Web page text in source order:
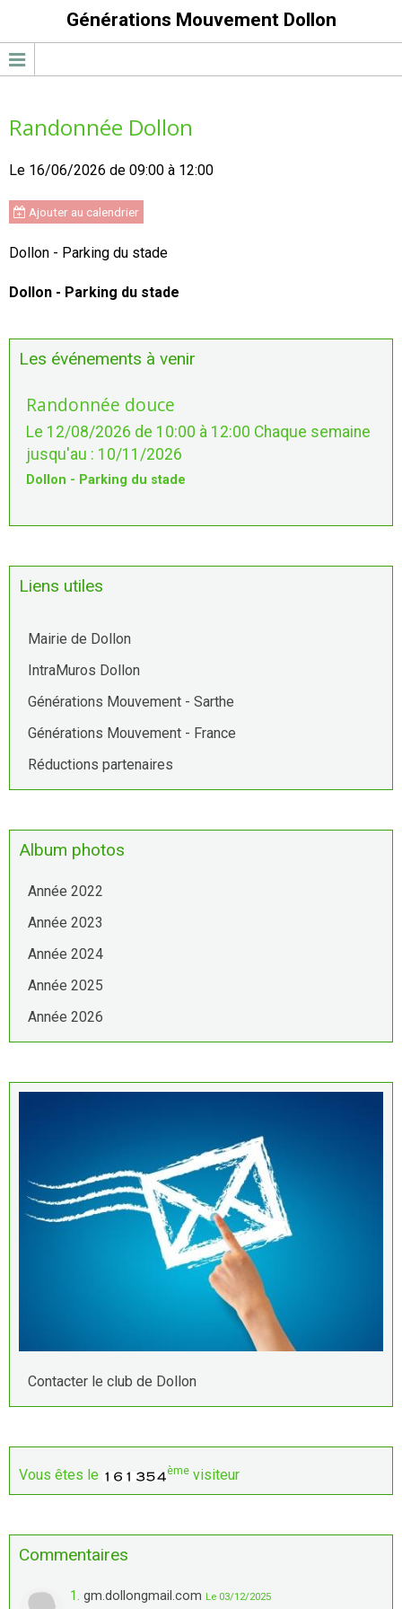
Générations Mouvement Dollon
Randonnée Dollon
Le 16/06/2026 de 09:00 à 12:00
Ajouter au calendrier
Dollon - Parking du stade
Dollon - Parking du stade
Les événements à venir
Randonnée douce
Le 12/08/2026 de 10:00 à 12:00 Chaque semaine
jusqu'au : 10/11/2026
Dollon - Parking du stade
Liens utiles
Mairie de Dollon
IntraMuros Dollon
Générations Mouvement - Sarthe
Générations Mouvement - France
Réductions partenaires
Album photos
Année 2022
Année 2023
Année 2024
Année 2025
Année 2026
Contacter le club de Dollon
Vous êtes le ème visiteur
Commentaires
1. gm.dollongmail.com Le 03/12/2025